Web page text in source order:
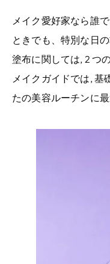
メイク愛好家なら誰
ときでも、特別な日
塗布に関しては, 2 つ
メイクガイドでは, 基
たの美容ルーチンに